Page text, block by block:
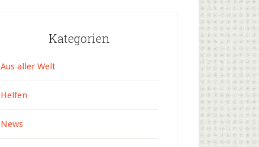
Kategorien
Aus aller Welt
Helfen
News